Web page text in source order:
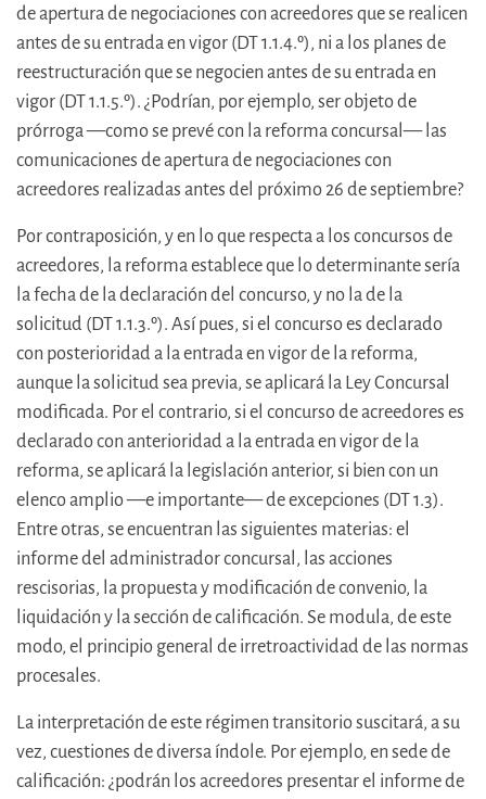
de apertura de negociaciones con acreedores que se realicen
antes de su entrada en vigor (DT 1.1.4.º), ni a los planes de
reestructuración que se negocien antes de su entrada en
vigor (DT 1.1.5.º). ¿Podrían, por ejemplo, ser objeto de
prórroga —como se prevé con la reforma concursal— las
comunicaciones de apertura de negociaciones con
acreedores realizadas antes del próximo 26 de septiembre?
Por contraposición, y en lo que respecta a los concursos de
acreedores, la reforma establece que lo determinante sería
la fecha de la declaración del concurso, y no la de la
solicitud (DT 1.1.3.º). Así pues, si el concurso es declarado
con posterioridad a la entrada en vigor de la reforma,
aunque la solicitud sea previa, se aplicará la Ley Concursal
modificada. Por el contrario, si el concurso de acreedores es
declarado con anterioridad a la entrada en vigor de la
reforma, se aplicará la legislación anterior, si bien con un
elenco amplio —e importante— de excepciones (DT 1.3).
Entre otras, se encuentran las siguientes materias: el
informe del administrador concursal, las acciones
rescisorias, la propuesta y modificación de convenio, la
liquidación y la sección de calificación. Se modula, de este
modo, el principio general de irretroactividad de las normas
procesales.
La interpretación de este régimen transitorio suscitará, a su
vez, cuestiones de diversa índole. Por ejemplo, en sede de
calificación: ¿podrán los acreedores presentar el informe de